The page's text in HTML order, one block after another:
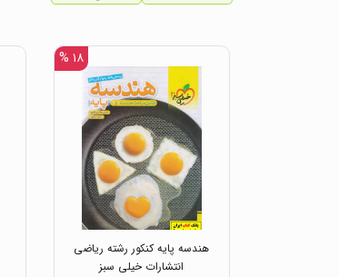
۱۸ %
هندسه پایه کنکور رشته ریاضی
انتشارات خیلی سبز